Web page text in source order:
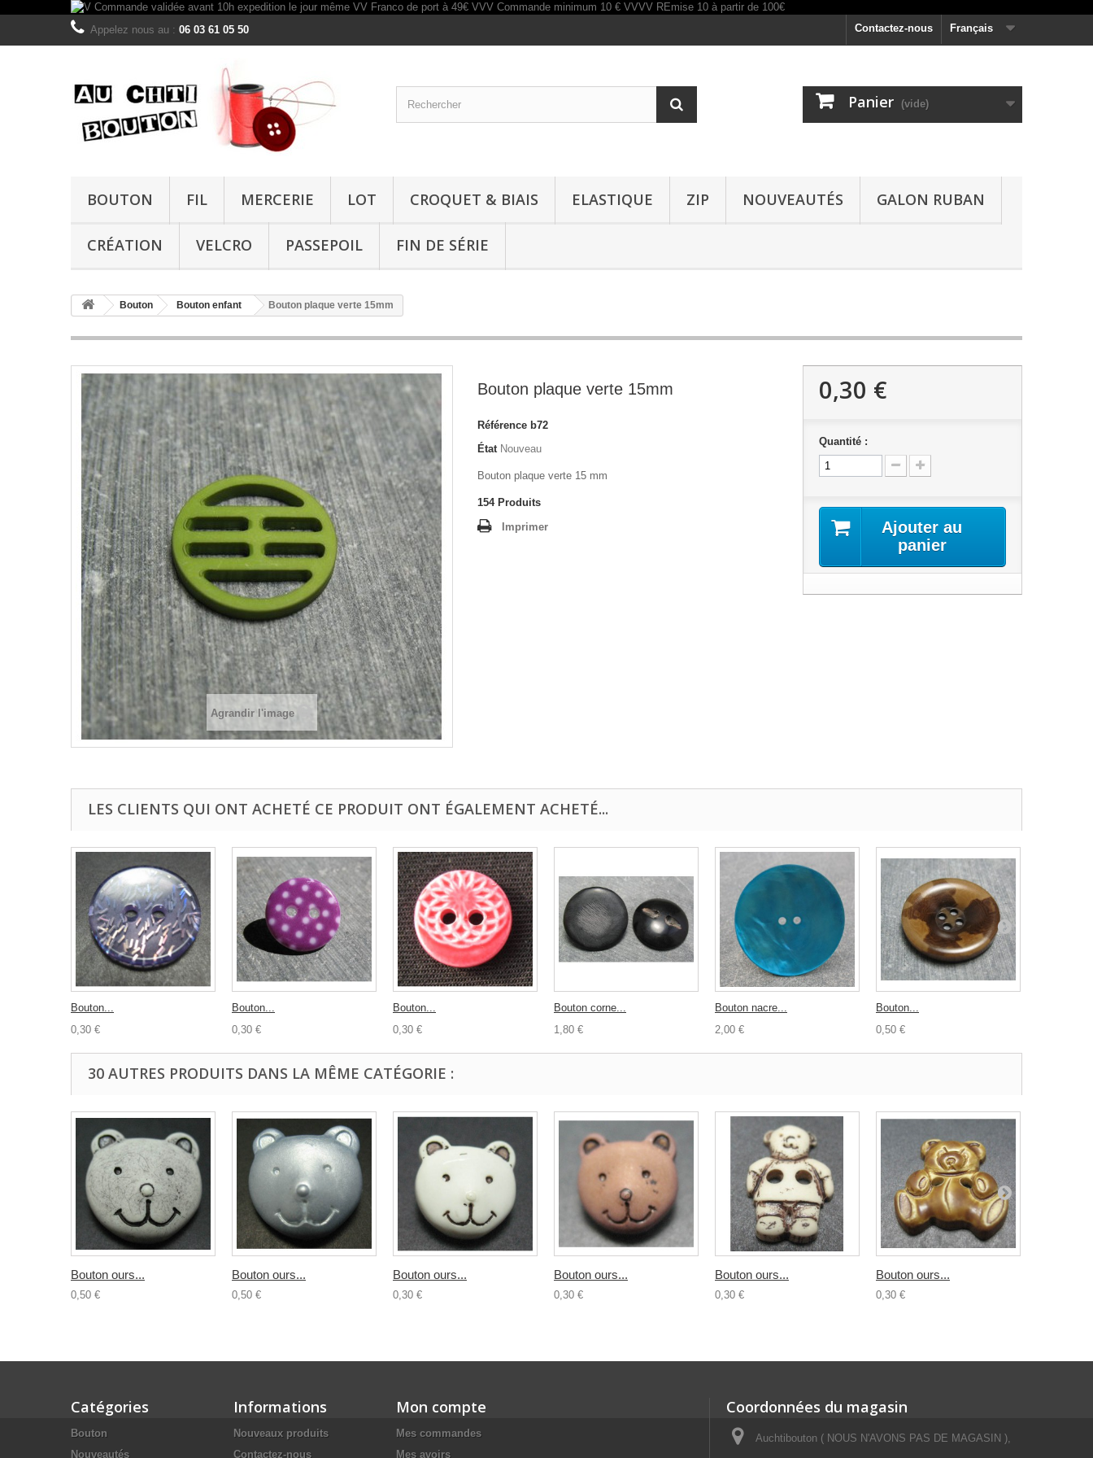
Français
Contactez-nous
Appelez nous au : 06 03 61 05 50
Panier (vide)
BOUTON FIL MERCERIE LOT CROQUET & BIAIS ELASTIQUE ZIP NOUVEAUTÉS GALON RUBAN
CRÉATION VELCRO PASSEPOIL FIN DE SÉRIE
Bouton Bouton enfant Bouton plaque verte 15mm
Agrandir l'image
Bouton plaque verte 15mm
Référence b72
État Nouveau
Bouton plaque verte 15 mm
154 Produits
Imprimer
0,30 €
Quantité :
Ajouter au
panier
LES CLIENTS QUI ONT ACHETÉ CE PRODUIT ONT ÉGALEMENT ACHETÉ...
Bouton...
0,30 €
Bouton...
0,30 €
Bouton...
0,30 €
Bouton corne...
1,80 €
Bouton nacre...
2,00 €
Bouton...
0,50 €
30 AUTRES PRODUITS DANS LA MÊME CATÉGORIE :
Bouton ours...
0,50 €
Bouton ours...
0,50 €
Bouton ours...
0,30 €
Bouton ours...
0,30 €
Bouton ours...
0,30 €
Bouton ours...
0,30 €
Catégories
Bouton
Nouveautés
Informations
Nouveaux produits
Contactez-nous
Mon compte
Mes commandes
Mes avoirs
Coordonnées du magasin
Auchtibouton ( NOUS N'AVONS PAS DE MAGASIN ),